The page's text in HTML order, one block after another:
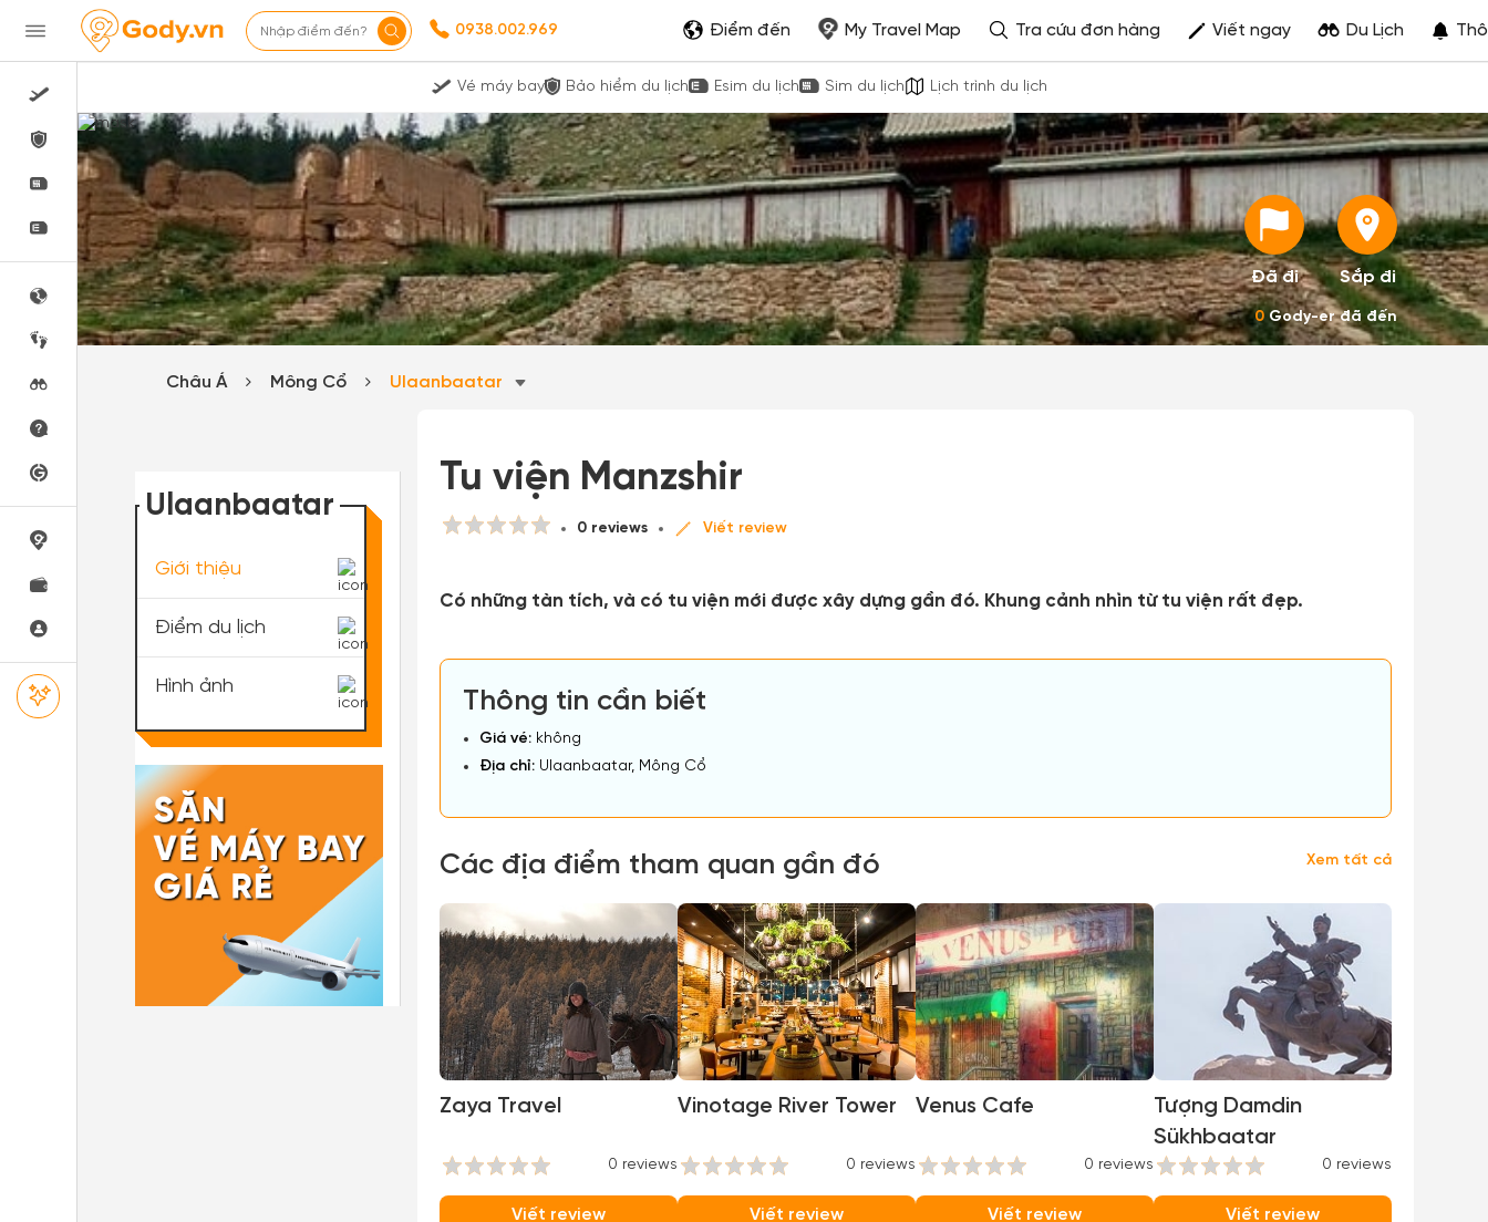
Nhập điểm đến? 0938.002.969 Điểm đến My Travel Map Tra cứu đơn hàng Viết ngay Du Lịch
Vé máy bay Bảo hiểm du lịch Esim du lịch Sim du lịch Lịch trình du lịch
Đã đi Sắp đi
0 Gody-er đã đến
Châu Á Mông Cổ Ulaanbaatar
Tu viện Manzshir
0 reviews Viết review
Có những tàn tích, và có tu viện mới được xây dựng gần đó. Khung cảnh nhìn từ tu viện rất đẹp.
Thông tin cần biết
Giá vé: không
Địa chỉ: Ulaanbaatar, Mông Cổ
Các địa điểm tham quan gần đó Xem tất cả
Zaya Travel
0 reviews
Viết review
Vinotage River Tower
0 reviews
Viết review
Venus Cafe
0 reviews
Viết review
Tượng Damdin
Sükhbaatar
0 reviews
Viết review
Ulaanbaatar
Giới thiệu
Điểm du lịch
Hình ảnh